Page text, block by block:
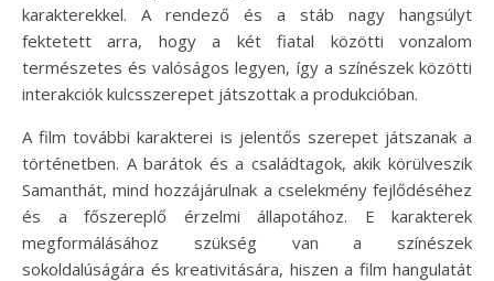
karakterekkel. A rendező és a stáb nagy hangsúlyt
fektetett arra, hogy a két fiatal közötti vonzalom
természetes és valóságos legyen, így a színészek közötti
interakciók kulcsszerepet játszottak a produkcióban.
A film további karakterei is jelentős szerepet játszanak a
történetben. A barátok és a családtagok, akik körülveszik
Samanthát, mind hozzájárulnak a cselekmény fejlődéséhez
és a főszereplő érzelmi állapotához. E karakterek
megformálásához szükség van a színészek
sokoldalúságára és kreativitására, hiszen a film hangulatát